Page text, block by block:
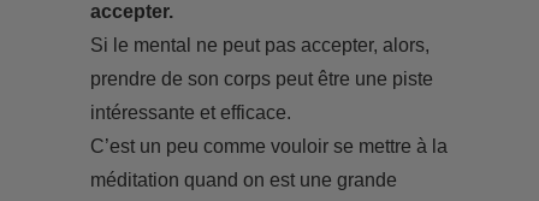
accepter.
Si le mental ne peut pas accepter, alors,
prendre de son corps peut être une piste
intéressante et efficace.
C’est un peu comme vouloir se mettre à la
méditation quand on est une grande